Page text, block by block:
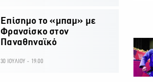
Επίσημο το «μπαμ» με
Φρανσίσκο στον
Παναθηναϊκό
30 ΙΟΥΛΙΟΥ - 19:00